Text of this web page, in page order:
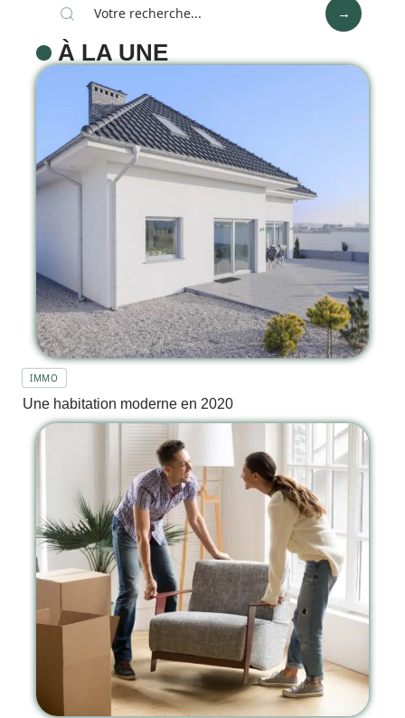
À LA UNE
IMMO
Une habitation moderne en 2020